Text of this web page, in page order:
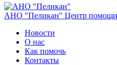
АНО "Пеликан" Центр помощи
Новости
О нас
Как помочь
Контакты